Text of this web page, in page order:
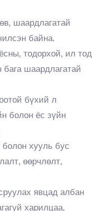
шаардлагатай
байна.
тодорхой, ил тод
шаардлагатай
бүхий л
болон ёс зүйн
хууль бус
өөрчлөлт,
явцад албан
харилцаа,